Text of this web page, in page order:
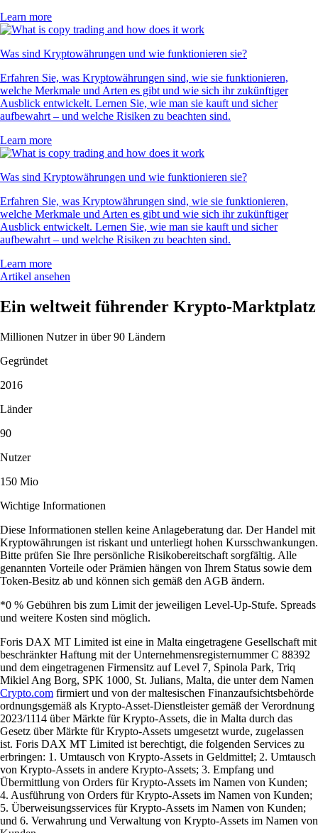
Learn more
Was sind Kryptowährungen und wie funktionieren sie?
Erfahren Sie, was Kryptowährungen sind, wie sie funktionieren,
welche Merkmale und Arten es gibt und wie sich ihr zukünftiger
Ausblick entwickelt. Lernen Sie, wie man sie kauft und sicher
aufbewahrt – und welche Risiken zu beachten sind.
Learn more
Was sind Kryptowährungen und wie funktionieren sie?
Erfahren Sie, was Kryptowährungen sind, wie sie funktionieren,
welche Merkmale und Arten es gibt und wie sich ihr zukünftiger
Ausblick entwickelt. Lernen Sie, wie man sie kauft und sicher
aufbewahrt – und welche Risiken zu beachten sind.
Learn more
Artikel ansehen
Ein weltweit führender Krypto-Marktplatz
Millionen Nutzer in über 90 Ländern
Gegründet
2016
Länder
90
Nutzer
150 Mio
Wichtige Informationen
Diese Informationen stellen keine Anlageberatung dar. Der Handel mit
Kryptowährungen ist riskant und unterliegt hohen Kursschwankungen.
Bitte prüfen Sie Ihre persönliche Risikobereitschaft sorgfältig. Alle
genannten Vorteile oder Prämien hängen von Ihrem Status sowie dem
Token-Besitz ab und können sich gemäß den AGB ändern.
*0 % Gebühren bis zum Limit der jeweiligen Level-Up-Stufe. Spreads
und weitere Kosten sind möglich.
Foris DAX MT Limited ist eine in Malta eingetragene Gesellschaft mit
beschränkter Haftung mit der Unternehmensregisternummer C 88392
und dem eingetragenen Firmensitz auf Level 7, Spinola Park, Triq
Mikiel Ang Borg, SPK 1000, St. Julians, Malta, die unter dem Namen
Crypto.com firmiert und von der maltesischen Finanzaufsichtsbehörde
ordnungsgemäß als Krypto-Asset-Dienstleister gemäß der Verordnung
2023/1114 über Märkte für Krypto-Assets, die in Malta durch das
Gesetz über Märkte für Krypto-Assets umgesetzt wurde, zugelassen
ist. Foris DAX MT Limited ist berechtigt, die folgenden Services zu
erbringen: 1. Umtausch von Krypto-Assets in Geldmittel; 2. Umtausch
von Krypto-Assets in andere Krypto-Assets; 3. Empfang und
Übermittlung von Orders für Krypto-Assets im Namen von Kunden;
4. Ausführung von Orders für Krypto-Assets im Namen von Kunden;
5. Überweisungsservices für Krypto-Assets im Namen von Kunden;
und 6. Verwahrung und Verwaltung von Krypto-Assets im Namen von